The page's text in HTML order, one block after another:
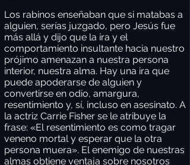
Los rabinos enseñaban que si matabas a
alguien, serías juzgado, pero Jesús fue
más allá y dijo que la ira y el
comportamiento insultante hacia nuestro
prójimo amenazan a nuestra persona
interior, nuestra alma. Hay una ira que
puede apoderarse de alguien y
convertirse en odio, amargura,
resentimiento y, sí, incluso en asesinato. A
la actriz Carrie Fisher se le atribuye la
frase: «El resentimiento es como tragar
veneno mortal y esperar que la otra
persona muera». El enemigo de nuestras
almas obtiene ventaja sobre nosotros